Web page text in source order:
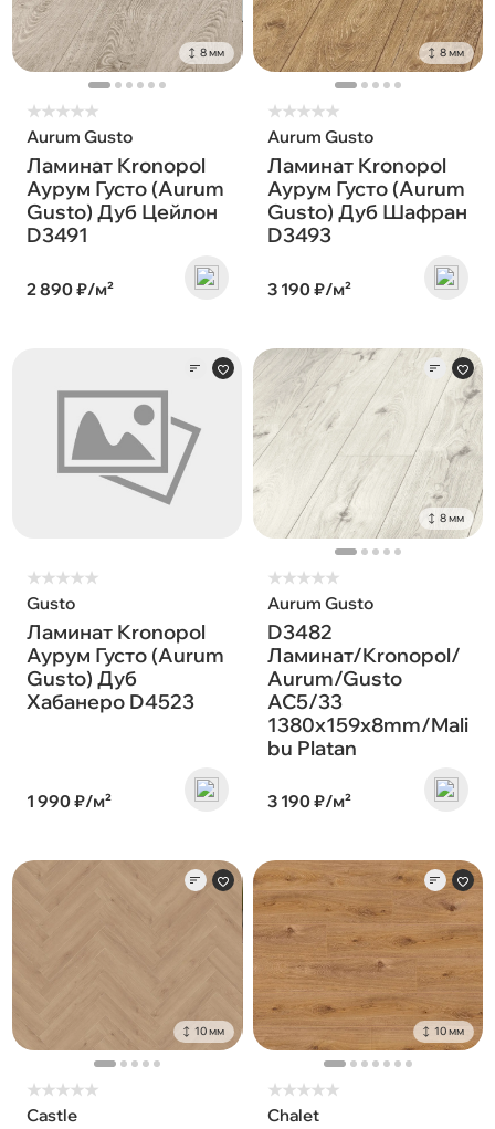
8 мм
★★★★★
Aurum Gusto
Ламинат Kronopol
Аурум Густо (Aurum
Gusto) Дуб Цейлон
D3491
2 890 ₽/м²
8 мм
★★★★★
Aurum Gusto
Ламинат Kronopol
Аурум Густо (Aurum
Gusto) Дуб Шафран
D3493
3 190 ₽/м²
★★★★★
Gusto
Ламинат Kronopol
Аурум Густо (Aurum
Gusto) Дуб
Хабанеро D4523
1 990 ₽/м²
8 мм
★★★★★
Aurum Gusto
D3482
Ламинат/Kronopol/
Aurum/Gusto
AC5/33
1380х159х8mm/Mali
bu Platan
3 190 ₽/м²
10 мм
★★★★★
Castle
10 мм
★★★★★
Chalet